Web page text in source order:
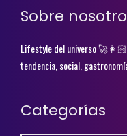
Sobre
Lifestyle del universo
tendencia, social,
Categorías